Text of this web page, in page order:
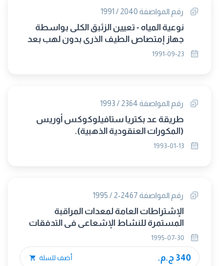
رقم المواصفة 2040 / 1991
نوعية المياه - تعيين الزئبق الكلى بواسطة
جهاز إمتصاص الطيف الذرى بدون لهب بعد
الهضم بطريقة فوق أكسيد ثنائى كبريتات
رقم المواصفة 2364 / 1993
طريقة عد بكتريا ستافيلوكوكس أوريس
(المكورات العنقودية الذهبية).
رقم المواصفة 2467-2 / 1995
الإشتراطات العامة لمعدات المراقبة
المستمرة للنشاط الإشعاعى فى التدفقات
الغازية - الجزء الثانى : فى تصميم مرقاب
التدفق.
340 ج.م. أضف للسلة